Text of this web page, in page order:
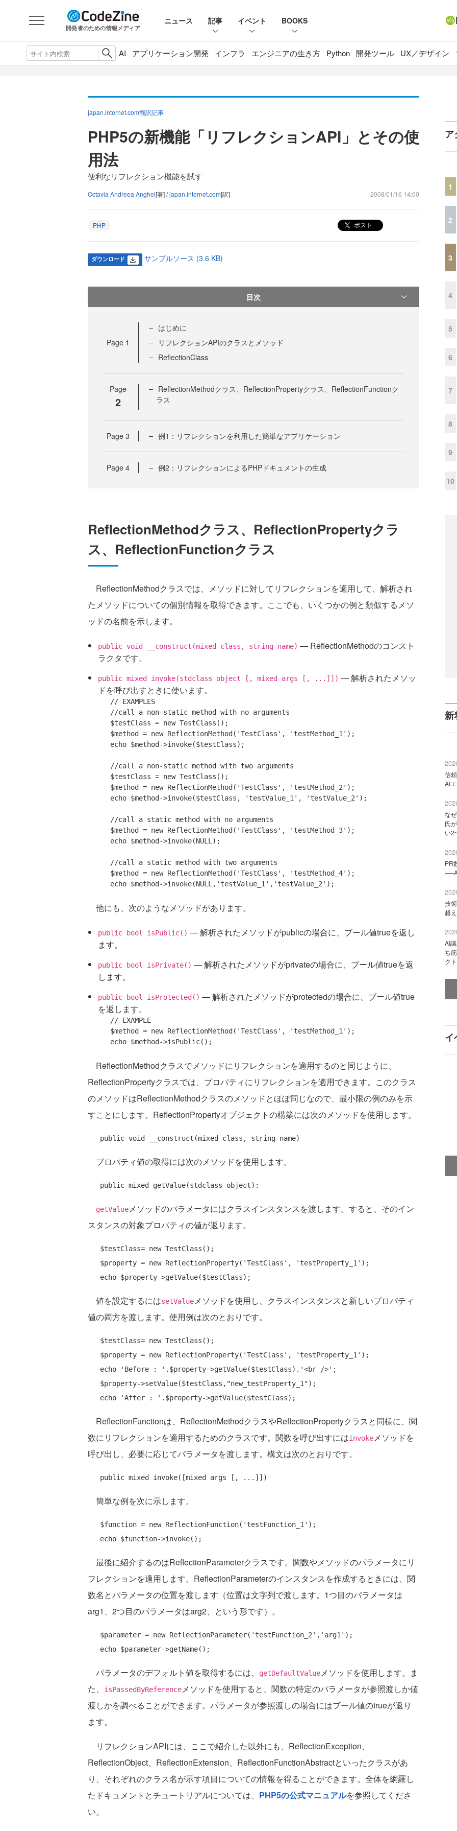
開発者のための情報メディア
ニュース 記事 イベント BOOKS
AI アプリケーション開発 インフラ エンジニアの生き方 Python 開発ツール UX／デザイン
japan.internet.com翻訳記事
PHP5の新機能「リフレクションAPI」とその使
用法
便利なリフレクション機能を試す
Octavia Andreea Anghel[著] /japan.internet.com[訳] 2008/01/16 14:00
PHP ポスト
ダウンロード サンプルソース (3.6 KB)
目次
Page 1
はじめに
リフレクションAPIのクラスとメソッド
ReflectionClass
Page
2
ReflectionMethodクラス、ReflectionPropertyクラス、ReflectionFunctionク
ラス
Page 3 例1：リフレクションを利用した簡単なアプリケーション
Page 4 例2：リフレクションによるPHPドキュメントの生成
ReflectionMethodクラス、ReflectionPropertyクラ
ス、ReflectionFunctionクラス
ReflectionMethodクラスでは、メソッドに対してリフレクションを適用して、解析され
たメソッドについての個別情報を取得できます。ここでも、いくつかの例と類似するメソ
ッドの名前を示します。
public void __construct(mixed class, string name) ― ReflectionMethodのコンスト
ラクタです。
public mixed invoke(stdclass object [, mixed args [, ...]]) ― 解析されたメソッ
ドを呼び出すときに使います。
// EXAMPLES
//call a non-static method with no arguments
   $testClass =
new TestClass();
   $method =
new ReflectionMethod( 'TestClass' , 'testMethod_1' );
echo $method->invoke($testClass);
//call a non-static method with two arguments
   $testClass =
new TestClass();
   $method =
new ReflectionMethod( 'TestClass' , 'testMethod_2' );
echo $method->invoke($testClass, 'testValue_1' , 'testValue_2' );
//call a static method with no arguments
   $method =
new ReflectionMethod( 'TestClass' , 'testMethod_3' );
echo $method->invoke(NULL);
//call a static method with two arguments
   $method =
new ReflectionMethod( 'TestClass' , 'testMethod_4' );
echo $method->invoke(NULL, 'testValue_1' , 'testValue_2'
他にも、次のようなメソッドがあります。
public bool isPublic() ― 解析されたメソッドがpublicの場合に、ブール値trueを返し
ます。
public bool isPrivate() ― 解析されたメソッドがprivateの場合に、ブール値trueを返
します。
public bool isProtected() ― 解析されたメソッドがprotectedの場合に、ブール値true
を返します。
// EXAMPLE
   $method =
new ReflectionMethod( 'TestClass' , 'testMethod_1' );
echo
ReflectionMethodクラスでメソッドにリフレクションを適用するのと同じように、
ReflectionPropertyクラスでは、プロパティにリフレクションを適用できます。このクラス
のメソッドはReflectionMethodクラスのメソッドとほぼ同じなので、最小限の例のみを示
すことにします。ReflectionPropertyオブジェクトの構築には次のメソッドを使用します。
public void __construct(mixed class
プロパティ値の取得には次のメソッドを使用します。
public
getValueメソッドのパラメータにはクラスインスタンスを渡します。すると、そのイン
スタンスの対象プロパティの値が返ります。
   $testClass=
new TestClass();
   $property =
new ReflectionProperty( 'TestClass' , 'testProperty_1' );
echo
値を設定するにはsetValueメソッドを使用し、クラスインスタンスと新しいプロパティ
値の両方を渡します。使用例は次のとおりです。
   $testClass=
new TestClass();
   $property =
new ReflectionProperty( 'TestClass' , 'testProperty_1' );
echo
'Before : ' .$property->getValue($testClass). '<br />' ;
   $property->setValue($testClass,
"new_testProperty_1");
echo
'After : '
ReflectionFunctionは、ReflectionMethodクラスやReflectionPropertyクラスと同様に、関
数にリフレクションを適用するためのクラスです。関数を呼び出すにはinvokeメソッドを
呼び出し、必要に応じてパラメータを渡します。構文は次のとおりです。
public
簡単な例を次に示します。
   $function =
new ReflectionFunction( 'testFunction_1' );
echo
最後に紹介するのはReflectionParameterクラスです。関数やメソッドのパラメータにリ
フレクションを適用します。ReflectionParameterのインスタンスを作成するときには、関
数名とパラメータの位置を渡します（位置は文字列で渡します。1つ目のパラメータは
arg1、2つ目のパラメータはarg2、という形です）。
   $parameter =
new ReflectionParameter( 'testFunction_2' , 'arg1' );
echo
パラメータのデフォルト値を取得するには、 getDefaultValueメソッドを使用します。ま
た、
isPassedByReferenceメソッドを使用すると、関数の特定のパラメータが参照渡しか値
渡しかを調べることができます。パラメータが参照渡しの場合にはブール値のtrueが返り
ます。
リフレクションAPIには、ここで紹介した以外にも、ReflectionException、
ReflectionObject、ReflectionExtension、ReflectionFunctionAbstractといったクラスがあ
り、それぞれのクラス名が示す項目についての情報を得ることができます。全体を網羅し
たドキュメントとチュートリアルについては、 PHP5の公式マニュアルを参照してくださ
い。
ア
1
2
3
4
5
6
7
8
9
10
新
信
AI
な
氏
い2
PR
技
越
AI
ち
ク
イ